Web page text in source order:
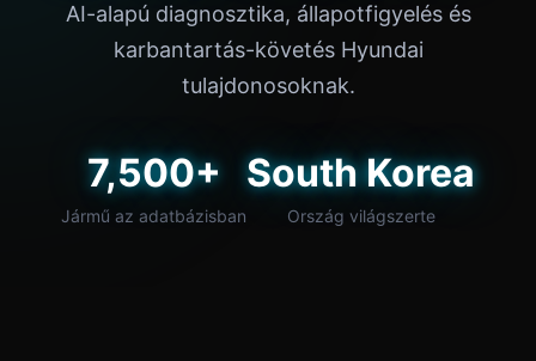
AI-alapú diagnosztika, állapotfigyelés és
karbantartás-követés Hyundai
tulajdonosoknak.
7,500+
Jármű az adatbázisban
South Korea
Ország világszerte